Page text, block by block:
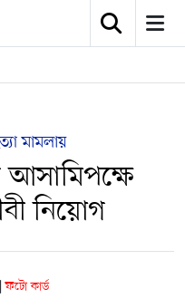
মামলায়
আসামিপক্ষে
নিয়োগ
| ফটো কার্ড